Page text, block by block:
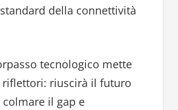
della connettività
tecnologico mette
riflettori: riuscirà il futuro
colmare il gap e